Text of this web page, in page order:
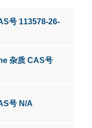
号 113578-26-
杂质 CAS号
号 N/A